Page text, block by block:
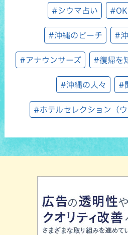
#シウマ占い
#沖縄のビーチ #
#アナウンサーズ #復帰を
#沖縄の人々 #
#ホテルセレクション（